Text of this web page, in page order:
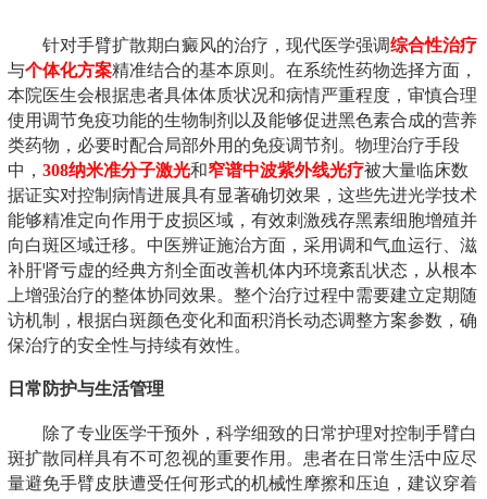
针对手臂扩散期白癜风的治疗，现代医学强调综合性治疗
与个体化方案精准结合的基本原则。在系统性药物选择方面，
本院医生会根据患者具体体质状况和病情严重程度，审慎合理
使用调节免疫功能的生物制剂以及能够促进黑色素合成的营养
类药物，必要时配合局部外用的免疫调节剂。物理治疗手段
中， 308纳米准分子激光和窄谱中波紫外线光疗被大量临床数
据证实对控制病情进展具有显著确切效果，这些先进光学技术
能够精准定向作用于皮损区域，有效刺激残存黑素细胞增殖并
向白斑区域迁移。中医辨证施治方面，采用调和气血运行、滋
补肝肾亏虚的经典方剂全面改善机体内环境紊乱状态，从根本
上增强治疗的整体协同效果。整个治疗过程中需要建立定期随
访机制，根据白斑颜色变化和面积消长动态调整方案参数，确
保治疗的安全性与持续有效性。
日常防护与生活管理
除了专业医学干预外，科学细致的日常护理对控制手臂白
斑扩散同样具有不可忽视的重要作用。患者在日常生活中应尽
量避免手臂皮肤遭受任何形式的机械性摩擦和压迫，建议穿着